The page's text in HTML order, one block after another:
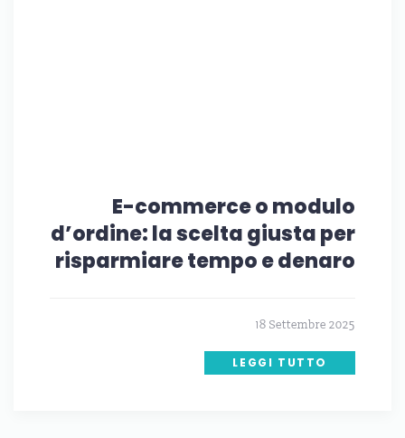
E-commerce o modulo
d’ordine: la scelta giusta per
risparmiare tempo e denaro
18 Settembre 2025
LEGGI TUTTO